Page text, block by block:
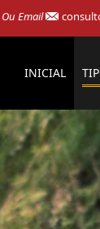
Ou Email
INICIAL